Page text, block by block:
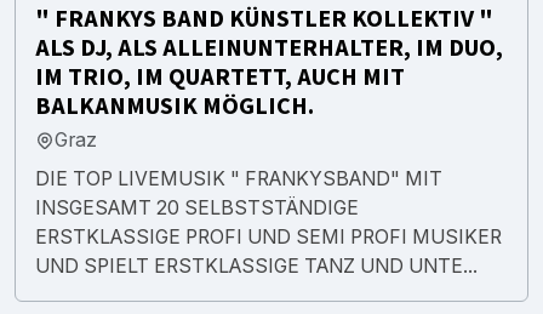
" FRANKYS BAND KÜNSTLER KOLLEKTIV "
ALS DJ, ALS ALLEINUNTERHALTER, IM DUO,
IM TRIO, IM QUARTETT, AUCH MIT
BALKANMUSIK MÖGLICH.
Graz
DIE TOP LIVEMUSIK " FRANKYSBAND" MIT
INSGESAMT 20 SELBSTSTÄNDIGE
ERSTKLASSIGE PROFI UND SEMI PROFI MUSIKER
UND SPIELT ERSTKLASSIGE TANZ UND UNTE...